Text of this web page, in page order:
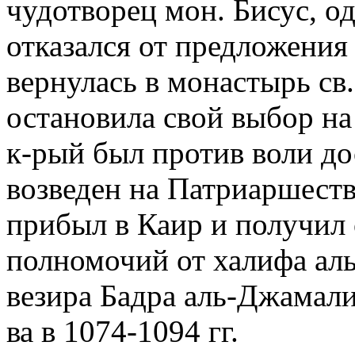
чудотворец мон. Бисус,
отказался от
вернулась в монастырь
остановила свой выбор
к-рый был против воли
возведен на
прибыл в Каир и
полномочий от халифа
везира Бадра аль-
ва в 1074-1094 гг.